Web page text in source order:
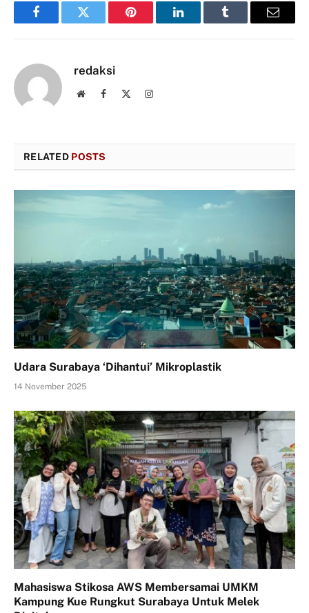
FacebookTwitter Pinterest LinkedInTumblr Email
redaksi
WebsiteFacebook Instagram
RELATED POSTS
Udara Surabaya ‘Dihantui’ Mikroplastik
14 November 2025
Mahasiswa Stikosa AWS Membersamai UMKM
Kampung Kue Rungkut Surabaya Untuk Melek